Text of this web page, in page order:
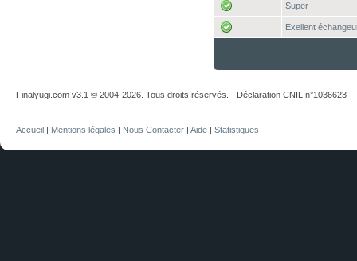
Super
Exellent
Finalyugi.com v3.1 © 2004-2026. Tous droits réservés. - Déclaration CNIL n°1036623
Accueil | Mentions légales | Nous Contacter | Aide | Statistiques